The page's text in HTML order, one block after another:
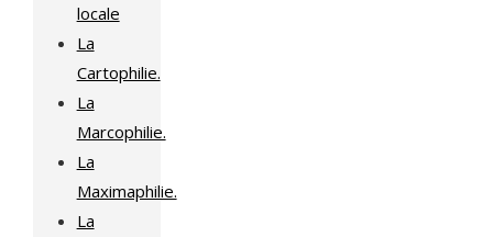
locale
La
Cartophilie.
La
Marcophilie.
La
Maximaphilie.
La